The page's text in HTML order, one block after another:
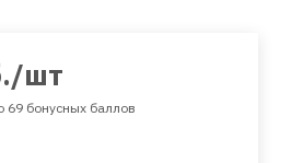
/шт
69 бонусных баллов